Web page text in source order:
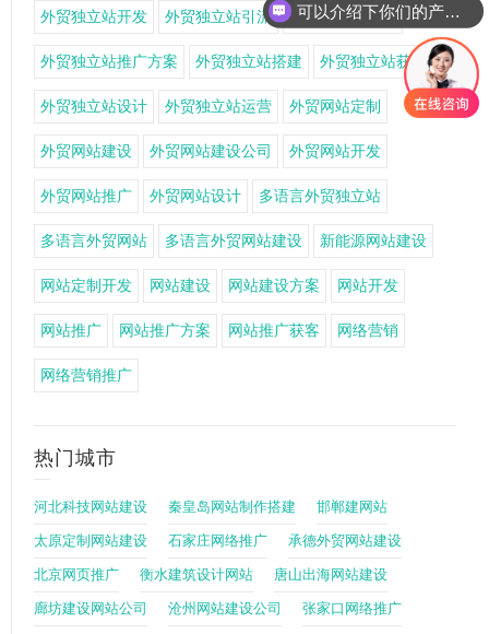
外贸独立站开发 外贸独立站引流 外贸独立站推广
外贸独立站推广方案 外贸独立站搭建 外贸独立站获客
外贸独立站设计 外贸独立站运营 外贸网站定制
外贸网站建设 外贸网站建设公司 外贸网站开发
外贸网站推广 外贸网站设计 多语言外贸独立站
多语言外贸网站 多语言外贸网站建设 新能源网站建设
网站定制开发 网站建设 网站建设方案 网站开发
网站推广 网站推广方案 网站推广获客 网络营销
网络营销推广
热门城市
河北科技网站建设 秦皇岛网站制作搭建 邯郸建网站
太原定制网站建设 石家庄网络推广 承德外贸网站建设
北京网页推广 衡水建筑设计网站 唐山出海网站建设
廊坊建设网站公司 沧州网站建设公司 张家口网络推广
可以介绍下你们的产品么